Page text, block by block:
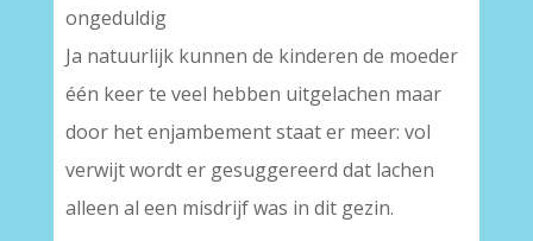
ongeduldig
Ja natuurlijk kunnen de kinderen de moeder
één keer te veel hebben uitgelachen maar
door het enjambement staat er meer: vol
verwijt wordt er gesuggereerd dat lachen
alleen al een misdrijf was in dit gezin.